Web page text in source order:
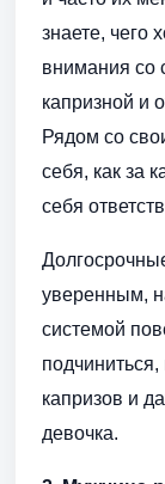
знаете, чего
внимания со
капризной и
Рядом со
себя, как за
себя
уверенным,
системой
подчиниться,
капризов и
девочка.